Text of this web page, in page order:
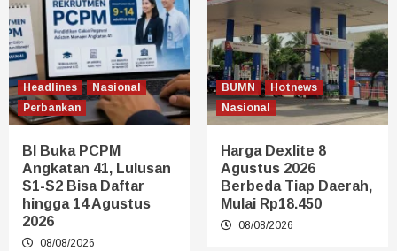
Headlines
Nasional
Perbankan
BI Buka PCPM
Angkatan 41, Lulusan
S1-S2 Bisa Daftar
hingga 14 Agustus
2026
08/08/2026
BUMN
Hotnews
Nasional
Harga Dexlite 8
Agustus 2026
Berbeda Tiap Daerah,
Mulai Rp18.450
08/08/2026